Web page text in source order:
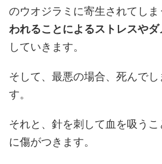
のウオジラミに寄生されてしま
われることによるストレスや
していきます。
そして、最悪の場合、死んでし
す。
それと、針を刺して血を吸う
に傷がつきます。